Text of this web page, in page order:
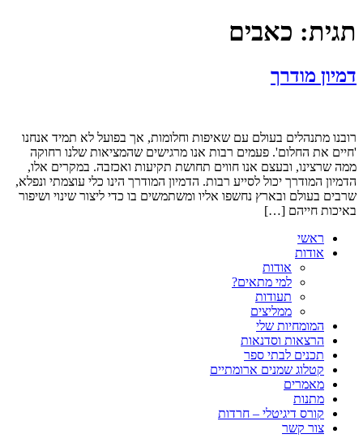
תגית: כאבים
דמיון מודרך
רובנו מתנהלים בעולם עם שאיפות וחלומות, אך בפועל לא תמיד אנחנו
'חיים את החלום'. פעמים רבות אנו מרגישים שהמציאות שלנו רחוקה
ממה שרצינו, ובעצם אנו חווים תחושת תקיעות ואכזבה. במקרים אלו,
הדמיון המודרך יכול לסייע רבות. הדמיון המודרך הינו כלי עוצמתי ונפלא,
שרבים בעולם ובארץ נחשפו אליו ומשתמשים בו כדי ליצור שינוי ושיפור
באיכות חייהם […]
ראשי
אודות
אודות
למי מתאים?
תעודות
ממליצים
המומחיות שלי
הרצאות וסדנאות
תכנים לבתי ספר
קטלוג שמנים ארומתיים
מאמרים
מתנות
קורס דיגיטלי – חרדות
צור קשר